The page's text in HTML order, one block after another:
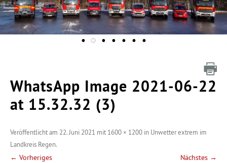
WhatsApp Image 2021-06-22
at 15.32.32 (3)
Veröffentlicht am 22. Juni 2021 mit 1600 × 1200 in Unwetter extrem im
Landkreis Regen.
← Vorheriges Nächstes →